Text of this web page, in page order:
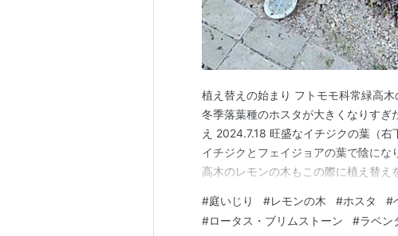
植え替えの始まり フトモモ科常緑高
冬季落葉種のホスタが大きくなりす
え 2024.7.18 旺盛なイチジクの葉（
イチジクとフェイジョアの葉で陰に
高木のレモンの木もこの際に植え替
え、掘り上げた株を分け再度元の場所
え替え後 地上に見えるの…
#庭いじり #レモンの木 #ホスタ #
#ロータス・ブリムストーン #ラベン